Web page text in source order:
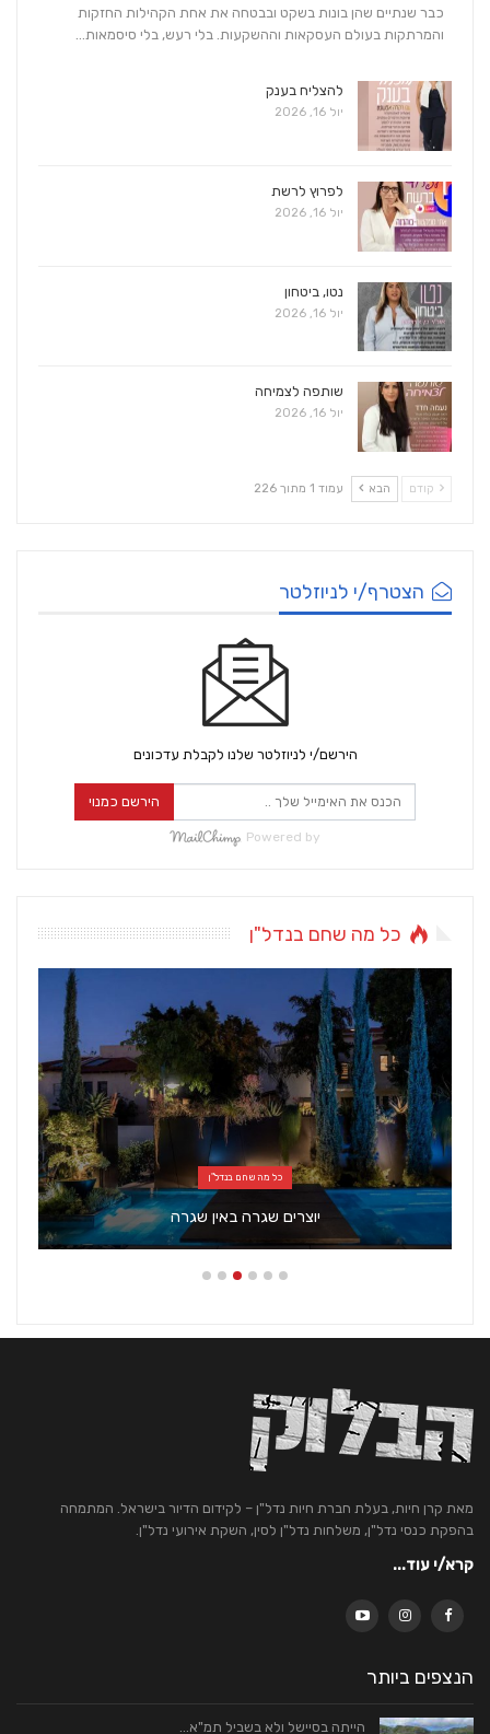
כבר שנתיים שהן בונות בשקט ובבטחה את אחת הקהילות החזקות
והמרתקות בעולם העסקאות וההשקעות. בלי רעש, בלי סיסמאות…
להצליח בענק
יול 16, 2026
לפרוץ לרשת
יול 16, 2026
נטו, ביטחון
יול 16, 2026
שותפה לצמיחה
יול 16, 2026
קודם הבא עמוד 1 מתוך 226
הצטרף/י לניוזלטר
הירשם/י לניוזלטר שלנו לקבלת עדכונים
הירשם כמנוי
Powered by
כל מה שחם בנדל"ן
כל מה שחם בנדל"ן
יוצרים שגרה באין שגרה
מאת קרן חיות, בעלת חברת חיות נדל"ן – לקידום הדיור בישראל. המתמחה
בהפקת כנסי נדל"ן, משלחות נדל"ן לסין, השקת אירועי נדל"ן.
קרא/י עוד...
הנצפים ביותר
הייתה בסיישל ולא בשביל תמ"א…